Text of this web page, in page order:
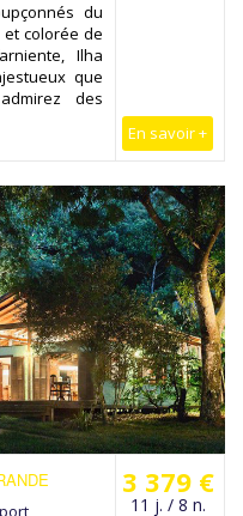
En savoir +
du
colorée de
Ilha
que
des
3 379 €
11 j. / 8 n.